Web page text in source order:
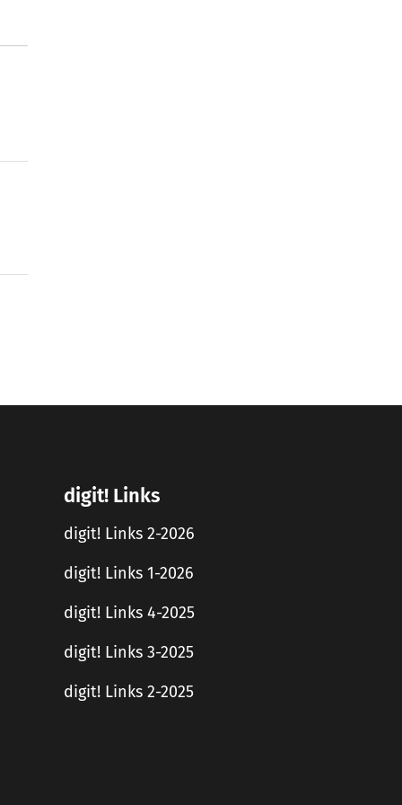
digit! Links
digit! Links 2-2026
digit! Links 1-2026
digit! Links 4-2025
digit! Links 3-2025
digit! Links 2-2025